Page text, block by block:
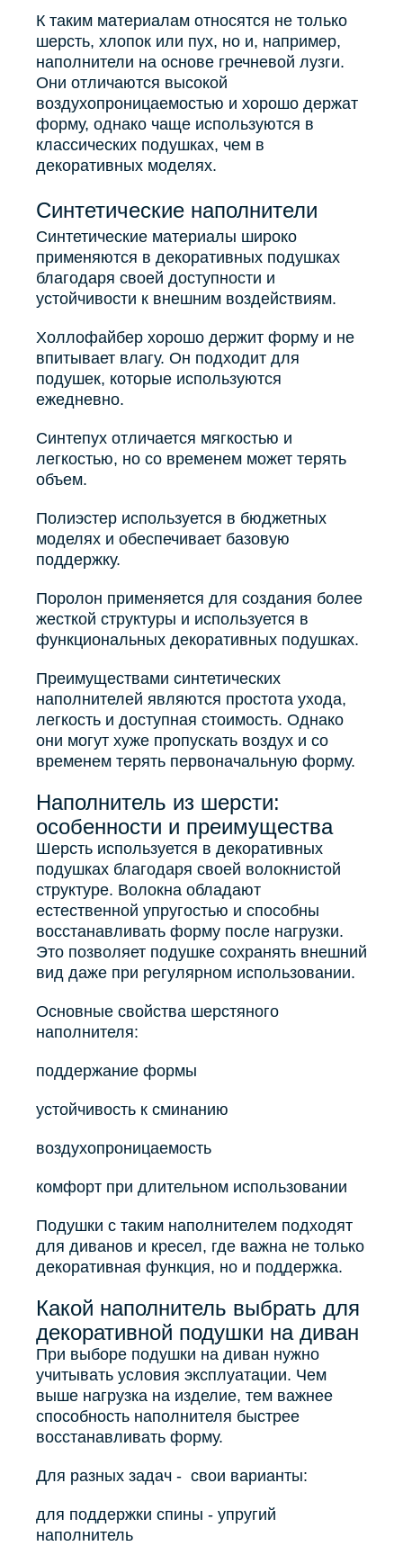
К таким материалам относятся не только
шерсть, хлопок или пух, но и, например,
наполнители на основе гречневой лузги.
Они отличаются высокой
воздухопроницаемостью и хорошо держат
форму, однако чаще используются в
классических подушках, чем в
декоративных моделях.
Синтетические наполнители
Синтетические материалы широко
применяются в декоративных подушках
благодаря своей доступности и
устойчивости к внешним воздействиям.
Холлофайбер хорошо держит форму и не
впитывает влагу. Он подходит для
подушек, которые используются
ежедневно.
Синтепух отличается мягкостью и
легкостью, но со временем может терять
объем.
Полиэстер используется в бюджетных
моделях и обеспечивает базовую
поддержку.
Поролон применяется для создания более
жесткой структуры и используется в
функциональных декоративных подушках.
Преимуществами синтетических
наполнителей являются простота ухода,
легкость и доступная стоимость. Однако
они могут хуже пропускать воздух и со
временем терять первоначальную форму.
Наполнитель из шерсти:
особенности и преимущества
Шерсть используется в декоративных
подушках благодаря своей волокнистой
структуре. Волокна обладают
естественной упругостью и способны
восстанавливать форму после нагрузки.
Это позволяет подушке сохранять внешний
вид даже при регулярном использовании.
Основные свойства шерстяного
наполнителя:
поддержание формы
устойчивость к сминанию
воздухопроницаемость
комфорт при длительном использовании
Подушки с таким наполнителем подходят
для диванов и кресел, где важна не только
декоративная функция, но и поддержка.
Какой наполнитель выбрать для
декоративной подушки на диван
При выборе подушки на диван нужно
учитывать условия эксплуатации. Чем
выше нагрузка на изделие, тем важнее
способность наполнителя быстрее
восстанавливать форму.
Для разных задач - свои варианты:
для поддержки спины - упругий
наполнитель